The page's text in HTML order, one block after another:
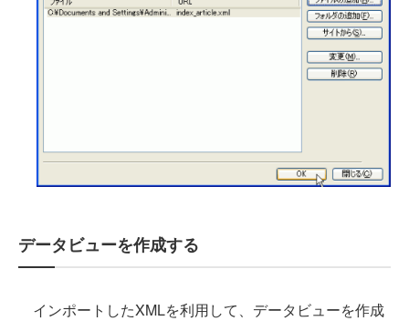
データビューを作成する
インポートしたXMLを利用して、データビューを作成